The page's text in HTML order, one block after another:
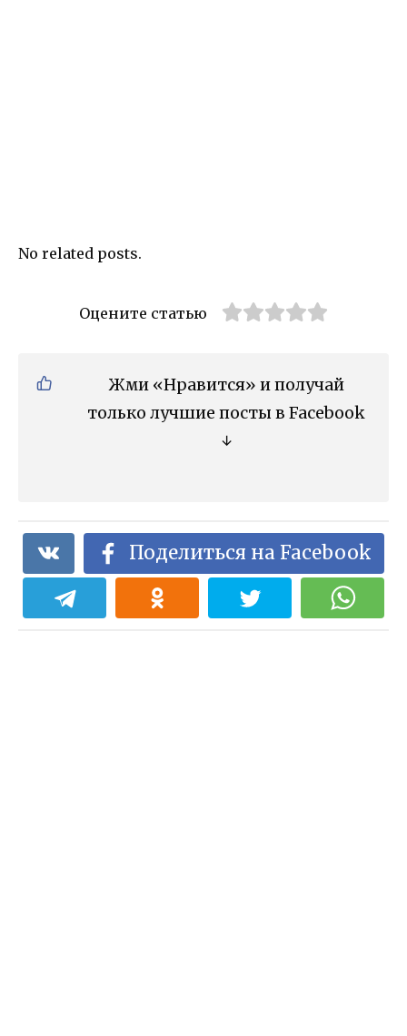
No related posts.
Оцените статью
Жми «Нравится» и получай
только лучшие посты в Facebook
↓
Поделиться на Facebook